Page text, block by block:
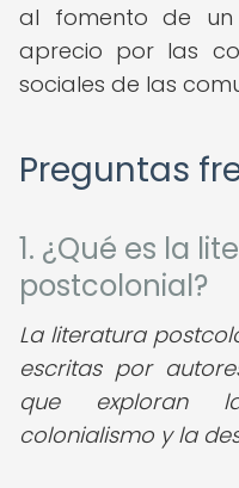
al fomento de un
aprecio por las
sociales de las
Preguntas
1. ¿Qué es la
postcolonial?
La literatura
escritas por
que exploran
colonialismo y la